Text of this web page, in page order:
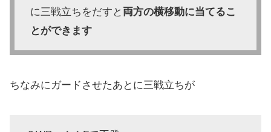
に三戦立ちをだすと 両方の横移動に当てるこ
とができます
ちなみにガードさせたあとに三戦立ちが